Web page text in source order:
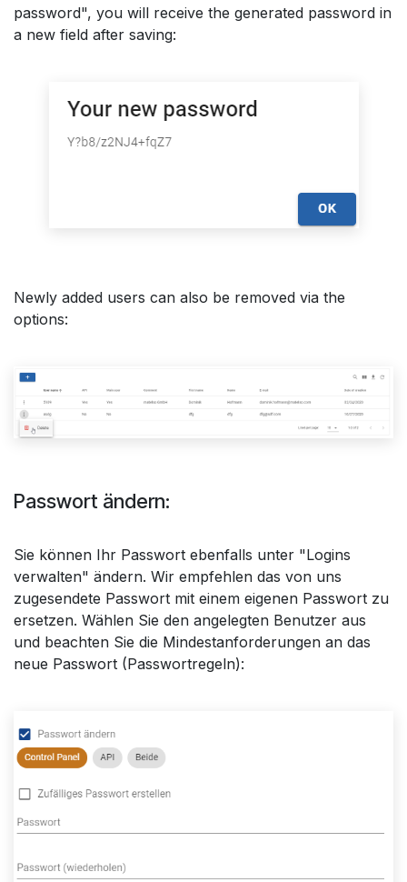
password", you will receive the generated password in
a new field after saving:
Newly added users can also be removed via the
options:
Passwort ändern:
Sie können Ihr Passwort ebenfalls unter "Logins
verwalten" ändern. Wir empfehlen das von uns
zugesendete Passwort mit einem eigenen Passwort zu
ersetzen. Wählen Sie den angelegten Benutzer aus
und beachten Sie die Mindestanforderungen an das
neue Passwort (Passwortregeln):